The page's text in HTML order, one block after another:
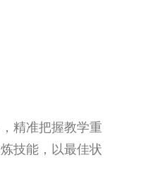
精准把握教学重
技能，以最佳状